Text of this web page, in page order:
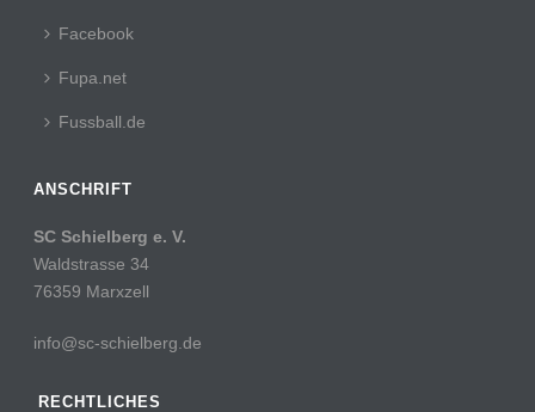
Facebook
Fupa.net
Fussball.de
ANSCHRIFT
SC Schielberg e. V.
Waldstrasse 34
76359 Marxzell
info@sc-schielberg.de
RECHTLICHES